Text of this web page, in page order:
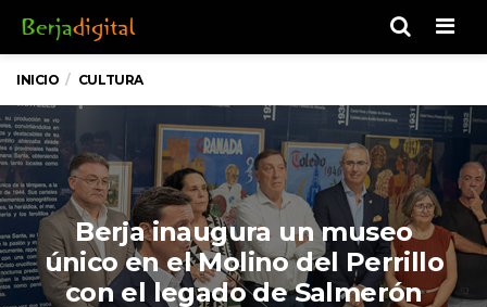
INICIO CULTURA
Berja inaugura un museo
único en el Molino del Perrillo
con el legado de Salmerón